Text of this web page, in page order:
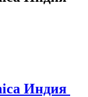
Индия